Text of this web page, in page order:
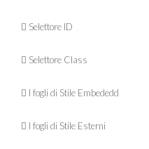
 Selettore ID
 Selettore Class
 I fogli di Stile Embededd
 I fogli di Stile Esterni